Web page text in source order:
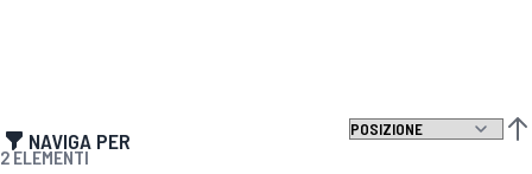
NAVIGA PER
2ELEMENTI